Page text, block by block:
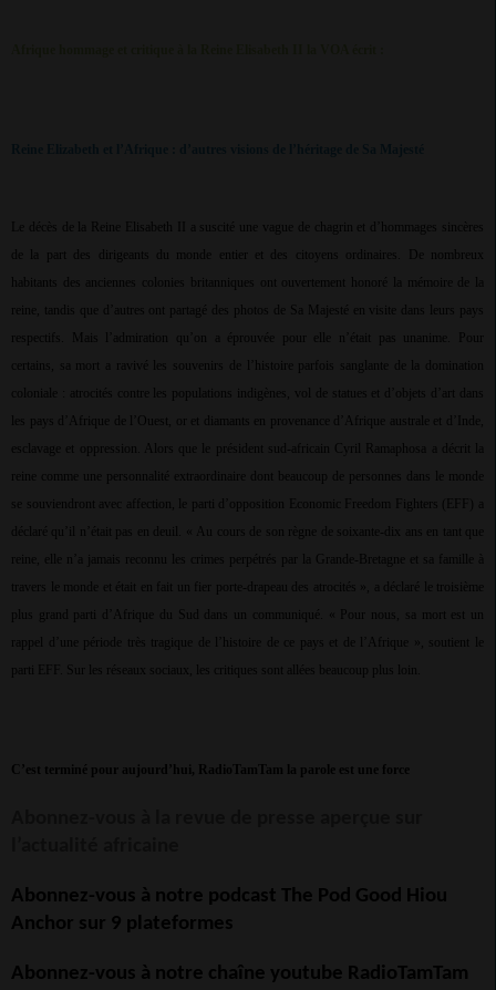
Le décès de la Reine Elisabeth II a suscité une vague de chagrin et d’hommages sincères
de la part des dirigeants du monde entier et des citoyens ordinaires. De nombreux
habitants des anciennes colonies britanniques ont ouvertement honoré la mémoire de la
reine, tandis que d’autres ont partagé des photos de Sa Majesté en visite dans leurs pays
respectifs. Mais l’admiration qu’on a éprouvée pour elle n’était pas unanime. Pour
certains, sa mort a ravivé les souvenirs de l’histoire parfois sanglante de la domination
coloniale : atrocités contre les populations indigènes, vol de statues et d’objets d’art dans
les pays d’Afrique de l’Ouest, or et diamants en provenance d’Afrique australe et d’Inde,
esclavage et oppression. Alors que le président sud-africain Cyril Ramaphosa a décrit la
reine comme une personnalité extraordinaire dont beaucoup de personnes dans le monde
se souviendront avec affection, le parti d’opposition Economic Freedom Fighters (EFF) a
déclaré qu’il n’était pas en deuil. « Au cours de son règne de soixante-dix ans en tant que
reine, elle n’a jamais reconnu les crimes perpétrés par la Grande-Bretagne et sa famille à
travers le monde et était en fait un fier porte-drapeau des atrocités », a déclaré le troisième
plus grand parti d’Afrique du Sud dans un communiqué. « Pour nous, sa mort est un
rappel d’une période très tragique de l’histoire de ce pays et de l’Afrique », soutient le
parti EFF. Sur les réseaux sociaux, les critiques sont allées beaucoup plus loin.
C’est terminé pour aujourd’hui, RadioTamTam la parole est une force
Abonnez-vous à notre podcast The Pod Good Hiou
Anchor sur 9 plateformes
Abonnez-vous à notre chaîne youtube RadioTamTam